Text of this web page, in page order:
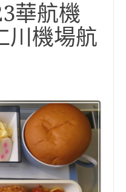
華航機
川機場航